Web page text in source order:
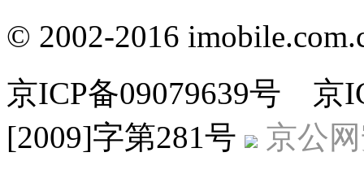
© 2002-2016
京ICP备09079639号 京
[2009]字第281号
京公